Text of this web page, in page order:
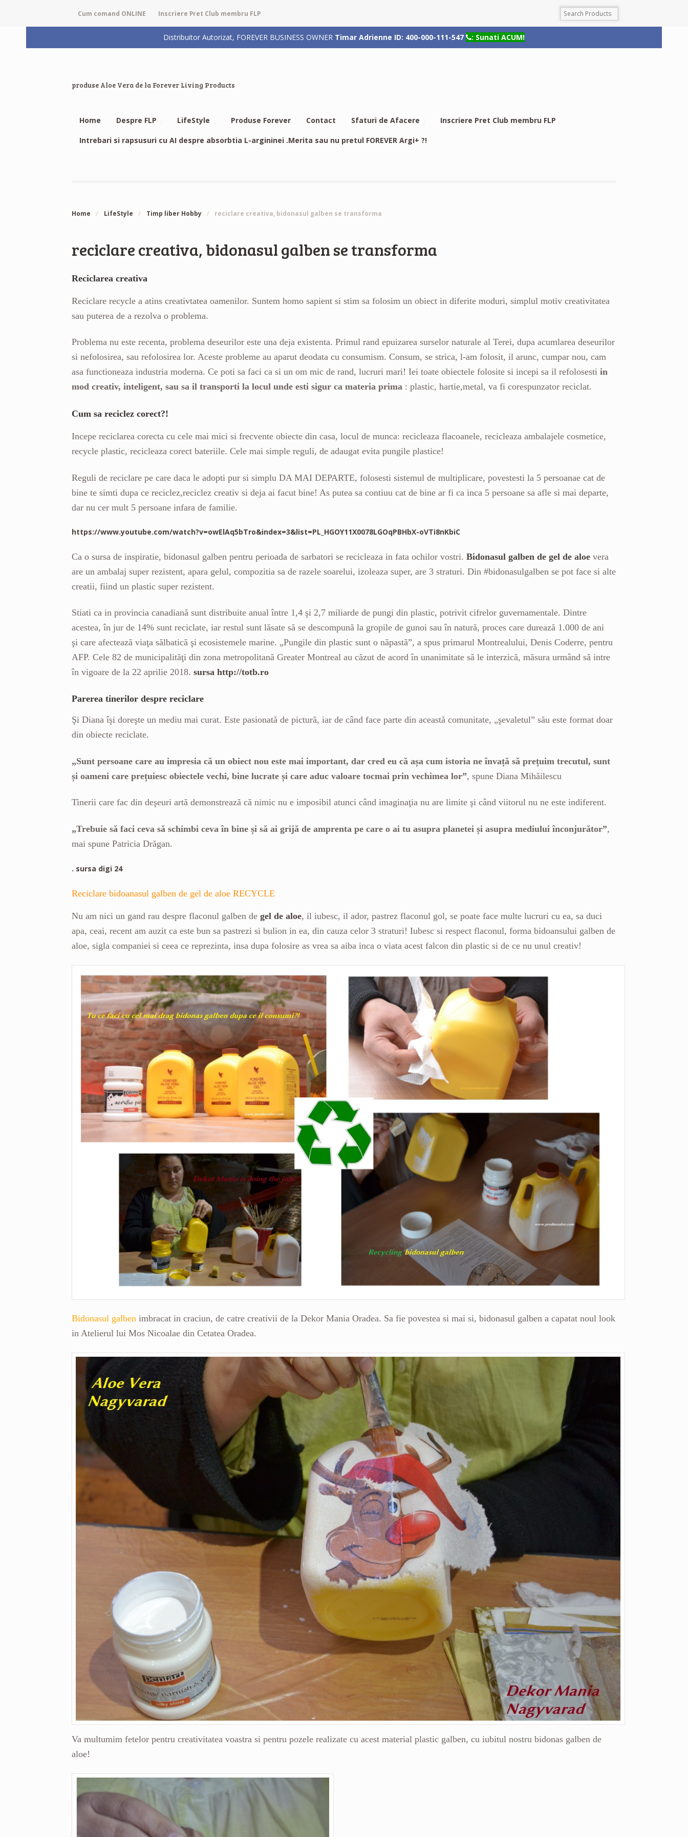
Cum comand ONLINE Inscriere Pret Club membru FLP
Distribuitor Autorizat, FOREVER BUSINESS OWNER Timar Adrienne ID: 400-000-111-547 : Sunati ACUM!
produse Aloe Vera de la Forever Living Products
Home Despre FLP LifeStyle Produse Forever Contact Sfaturi de Afacere Inscriere Pret Club membru FLP
Intrebari si rapsusuri cu AI despre absorbtia L-argininei .Merita sau nu pretul FOREVER Argi+ ?!
Home / LifeStyle / Timp liber Hobby / reciclare creativa, bidonasul galben se transforma
reciclare creativa, bidonasul galben se transforma
Reciclarea creativa
Reciclare recycle a atins creativtatea oamenilor. Suntem homo sapient si stim sa folosim un obiect in diferite moduri, simplul motiv creativitatea
sau puterea de a rezolva o problema.
Problema nu este recenta, problema deseurilor este una deja existenta. Primul rand epuizarea surselor naturale al Terei, dupa acumlarea deseurilor
si nefolosirea, sau refolosirea lor. Aceste probleme au aparut deodata cu consumism. Consum, se strica, l-am folosit, il arunc, cumpar nou, cam
asa functioneaza industria moderna. Ce poti sa faci ca si un om mic de rand, lucruri mari! Iei toate obiectele folosite si incepi sa il refolosestiin
mod creativ, inteligent, sau sa il transporti la locul unde esti sigur ca materia prima : plastic, hartie,metal, va fi corespunzator reciclat.
Cum sa reciclez corect?!
Incepe reciclarea corecta cu cele mai mici si frecvente obiecte din casa, locul de munca: recicleaza flacoanele, recicleaza ambalajele cosmetice,
recycle plastic, recicleaza corect bateriile. Cele mai simple reguli, de adaugat evita pungile plastice!
Reguli de reciclare pe care daca le adopti pur si simplu DA MAI DEPARTE, folosesti sistemul de multiplicare, povestesti la 5 persoanae cat de
bine te simti dupa ce reciclez,reciclez creativ si deja ai facut bine! As putea sa contiuu cat de bine ar fi ca inca 5 persoane sa afle si mai departe,
dar nu cer mult 5 persoane infara de familie.
https://www.youtube.com/watch?v=owElAq5bTro&index=3&list=PL_HGOY11X0078LGOqPBHbX-oVTi8nKbiC
Ca o sursa de inspiratie, bidonasul galben pentru perioada de sarbatori se recicleaza in fata ochilor vostri.Bidonasul galben de gel de aloe vera
are un ambalaj super rezistent, apara gelul, compozitia sa de razele soarelui, izoleaza super, are 3 straturi. Din #bidonasulgalben se pot face si alte
creatii, fiind un plastic super rezistent.
Stiati ca in provincia canadiană sunt distribuite anual între 1,4 şi 2,7 miliarde de pungi din plastic, potrivit cifrelor guvernamentale. Dintre
acestea, în jur de 14% sunt reciclate, iar restul sunt lăsate să se descompună la gropile de gunoi sau în natură, proces care durează 1.000 de ani
şi care afectează viaţa sălbatică şi ecosistemele marine. „Pungile din plastic sunt o năpastă”, a spus primarul Montrealului, Denis Coderre, pentru
AFP. Cele 82 de municipalităţi din zona metropolitană Greater Montreal au căzut de acord în unanimitate să le interzică, măsura urmând să intre
în vigoare de la 22 aprilie 2018.sursa http://totb.ro
Parerea tinerilor despre reciclare
Şi Diana îşi doreşte un mediu mai curat. Este pasionată de pictură, iar de când face parte din această comunitate, „şevaletul” său este format doar
din obiecte reciclate.
„Sunt persoane care au impresia că un obiect nou este mai important, dar cred eu că așa cum istoria ne învață să prețuim trecutul, sunt
și oameni care prețuiesc obiectele vechi, bine lucrate și care aduc valoare tocmai prin vechimea lor”, spune Diana Mihăilescu
Tinerii care fac din deşeuri artă demonstrează că nimic nu e imposibil atunci când imaginaţia nu are limite şi când viitorul nu ne este indiferent.
„Trebuie să faci ceva să schimbi ceva în bine și să ai grijă de amprenta pe care o ai tu asupra planetei și asupra mediului înconjurător”,
mai spune Patricia Drăgan.
. sursa digi 24
Reciclare bidoanasul galben de gel de aloe RECYCLE
Nu am nici un gand rau despre flaconul galben degel de aloe, il iubesc, il ador, pastrez flaconul gol, se poate face multe lucruri cu ea, sa duci
apa, ceai, recent am auzit ca este bun sa pastrezi si bulion in ea, din cauza celor 3 straturi! Iubesc si respect flaconul, forma bidoansului galben de
aloe, sigla companiei si ceea ce reprezinta, insa dupa folosire as vrea sa aiba inca o viata acest falcon din plastic si de ce nu unul creativ!
Bidonasul galbenimbracat in craciun, de catre creativii de la Dekor Mania Oradea. Sa fie povestea si mai si, bidonasul galben a capatat noul look
in Atelierul lui Mos Nicoalae din Cetatea Oradea.
Va multumim fetelor pentru creativitatea voastra si pentru pozele realizate cu acest material plastic galben, cu iubitul nostru bidonas galben de
aloe!